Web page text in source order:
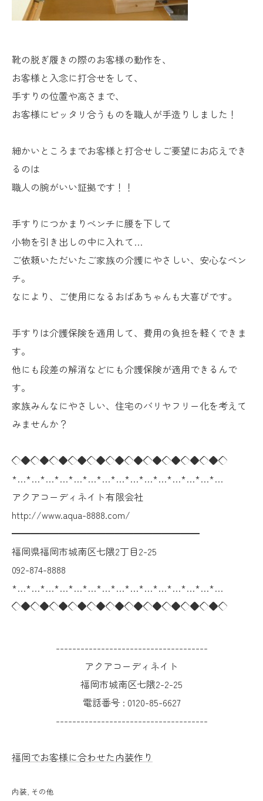
靴の脱ぎ履きの際のお客様の動作を、
お客様と入念に打合せをして、
手すりの位置や高さまで、
お客様にピッタリ合うものを職人が手造りしました！
細かいところまでお客様と打合せしご要望にお応えでき
るのは
職人の腕がいい証拠です！！
手すりにつかまりベンチに腰を下して
小物を引き出しの中に入れて…
ご依頼いただいたご家族の介護にやさしい、安心なベン
チ。
なにより、ご使用になるおばあちゃんも大喜びです。
手すりは介護保険を適用して、費用の負担を軽くできま
す。
他にも段差の解消などにも介護保険が適用できるんで
す。
家族みんなにやさしい、住宅のバリヤフリー化を考えて
みませんか？
◇◆◇◆◇◆◇◆◇◆◇◆◇◆◇◆◇◆◇◆◇◆◇
*…*…*…*…*…*…*…*…*…*…*…*…*…*…*…
アクアコーディネイト有限会社
http://www.aqua-8888.com/
━━━━━━━━━━━━━━━━━━━━
福岡県福岡市城南区七隈2丁目2-25
092-874-8888
*…*…*…*…*…*…*…*…*…*…*…*…*…*…*…
◇◆◇◆◇◆◇◆◇◆◇◆◇◆◇◆◇◆◇◆◇◆◇
-------------------------------------
アクアコーディネイト
福岡市城南区七隈2-2-25
電話番号 : 0120-85-6627
-------------------------------------
福岡でお客様に合わせた内装作り
内装 その他